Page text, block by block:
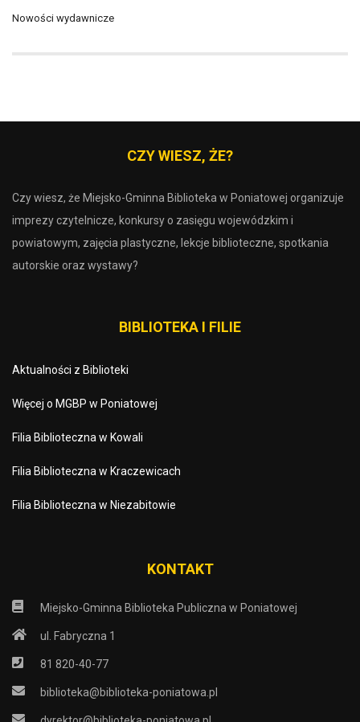
Nowości wydawnicze
CZY WIESZ, ŻE?
Czy wiesz, że Miejsko-Gminna Biblioteka w Poniatowej organizuje
imprezy czytelnicze, konkursy o zasięgu wojewódzkim i
powiatowym, zajęcia plastyczne, lekcje biblioteczne, spotkania
autorskie oraz wystawy?
BIBLIOTEKA I FILIE
Aktualności z Biblioteki
Więcej o MGBP w Poniatowej
Filia Biblioteczna w Kowali
Filia Biblioteczna w Kraczewicach
Filia Biblioteczna w Niezabitowie
KONTAKT
Miejsko-Gminna Biblioteka Publiczna w Poniatowej
ul. Fabryczna 1
81 820-40-77
biblioteka@biblioteka-poniatowa.pl